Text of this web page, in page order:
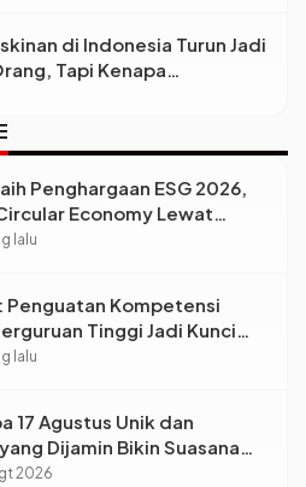
di Indonesia Turun Jadi
Tapi Kenapa
Desa dan Kota Malah Makin
Penghargaan ESG 2026,
Economy Lewat
Limbah Berkelanjutan
lalu
Penguatan Kompetensi
Tinggi Jadi Kunci
Kebutuhan Dunia Kerja
lalu
17 Agustus Unik dan
Dijamin Bikin Suasana
2026